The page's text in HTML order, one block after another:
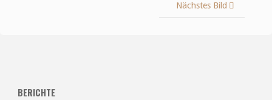
Nächstes Bild
BERICHTE